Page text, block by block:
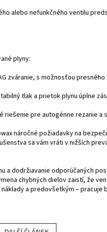
alebo nefunkčného ventilu
plyny:
zváranie, s možnosťou
tlak a prietok plynu úplne
riešenie pre autogénne rezanie a
náročné požiadavky na
sa vám vráti v nižších
a dodržiavanie odporúčaných
chybných dielov zaistí, že
a predovšetkým – pracuje